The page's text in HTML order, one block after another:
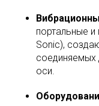
портальные и
Sonic),
соединяемых
оси.